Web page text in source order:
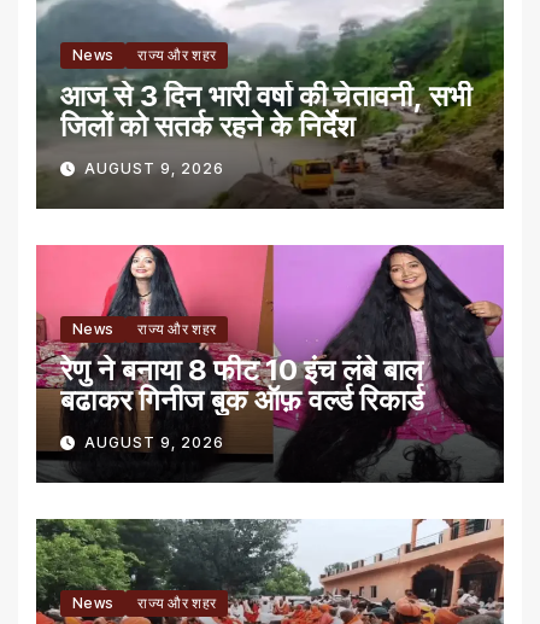
News राज्य और शहर
आज से 3 दिन भारी वर्षा की चेतावनी, सभी
जिलों को सतर्क रहने के निर्देश
AUGUST 9, 2026
News राज्य और शहर
रेणु ने बनाया 8 फीट 10 इंच लंबे बाल
बढाकर गिनीज बुक ऑफ़ वर्ल्ड रिकार्ड
AUGUST 9, 2026
News राज्य और शहर